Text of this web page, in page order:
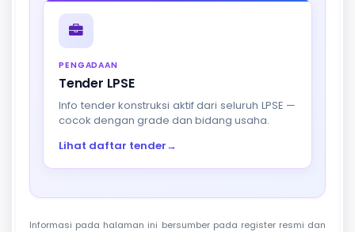
PENGADAAN
Tender LPSE
Info tender konstruksi aktif dari seluruh LPSE —
cocok dengan grade dan bidang usaha.
Lihat daftar tender→
Informasi pada halaman ini bersumber pada register resmi dan